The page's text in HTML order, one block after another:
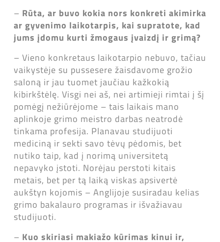
– Rūta, ar buvo kokia nors konkreti akimirka
ar gyvenimo laikotarpis, kai supratote, kad
jums įdomu kurti žmogaus įvaizdį ir grimą?
– Vieno konkretaus laikotarpio nebuvo, tačiau
vaikystėje su pussesere žaisdavome grožio
saloną ir jau tuomet jaučiau kažkokią
kibirkštėlę. Visgi nei aš, nei artimieji rimtai į šį
pomėgį nežiūrėjome – tais laikais mano
aplinkoje grimo meistro darbas neatrodė
tinkama profesija. Planavau studijuoti
mediciną ir sekti savo tėvų pėdomis, bet
nutiko taip, kad į norimą universitetą
nepavyko įstoti. Norėjau perstoti kitais
metais, bet per tą laiką viskas apsivertė
aukštyn kojomis – Anglijoje susiradau kelias
grimo bakalauro programas ir išvažiavau
studijuoti.
– Kuo skiriasi makiažo kūrimas kinui ir,